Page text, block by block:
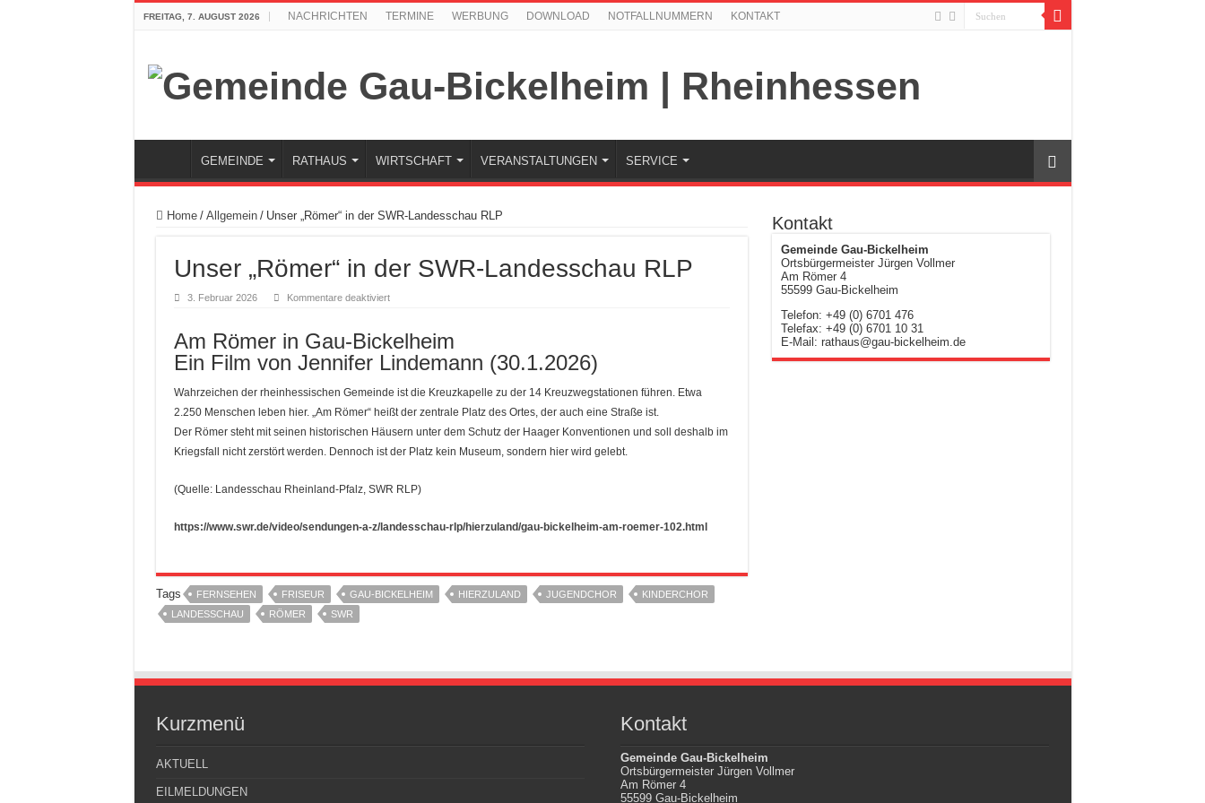
FREITAG, 7. AUGUST 2026 NACHRICHTEN TERMINE WERBUNG DOWNLOAD NOTFALLNUMMERN KONTAKT
GEMEINDE RATHAUS WIRTSCHAFT VERANSTALTUNGEN SERVICE
Home / Allgemein / Unser „Römer“ in der SWR-Landesschau RLP
Unser „Römer“ in der SWR-Landesschau RLP
3. Februar 2026 Kommentare deaktiviertfür
der
SWR-
Landesschau
RLP
Am Römer in Gau-Bickelheim
Ein Film von Jennifer Lindemann (30.1.2026)
Wahrzeichen der rheinhessischen Gemeinde ist die Kreuzkapelle zu der 14 Kreuzwegstationen führen. Etwa
2.250 Menschen leben hier. „Am Römer“ heißt der zentrale Platz des Ortes, der auch eine Straße ist.
Der Römer steht mit seinen historischen Häusern unter dem Schutz der Haager Konventionen und soll deshalb im
Kriegsfall nicht zerstört werden. Dennoch ist der Platz kein Museum, sondern hier wird gelebt.
(Quelle: Landesschau Rheinland-Pfalz, SWR RLP)
https://www.swr.de/video/sendungen-a-z/landesschau-rlp/hierzuland/gau-bickelheim-am-roemer-102.html
Tags FERNSEHEN FRISEUR GAU-BICKELHEIM HIERZULAND JUGENDCHOR
KINDERCHOR
LANDESSCHAU
RÖMER SWR
Kontakt
Gemeinde Gau-Bickelheim
Ortsbürgermeister Jürgen Vollmer
Am Römer 4
55599 Gau-Bickelheim
Telefon: +49 (0) 6701 476
Telefax: +49 (0) 6701 10 31
E-Mail: rathaus@gau-bickelheim.de
Kurzmenü
AKTUELL
EILMELDUNGEN
Kontakt
Gemeinde Gau-Bickelheim
Ortsbürgermeister Jürgen Vollmer
Am Römer 4
55599 Gau-Bickelheim